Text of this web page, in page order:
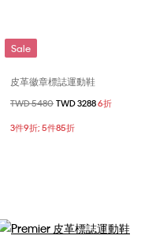
Sale
皮革徽章標誌運動鞋
價格扣減從
TWD 5480 至
TWD 32886折
3件9折; 5件85折